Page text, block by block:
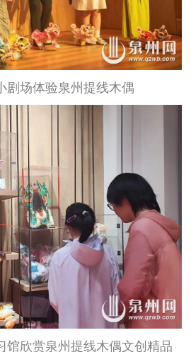
剧场体验泉州提线木偶
馆欣赏泉州提线木偶文创精品